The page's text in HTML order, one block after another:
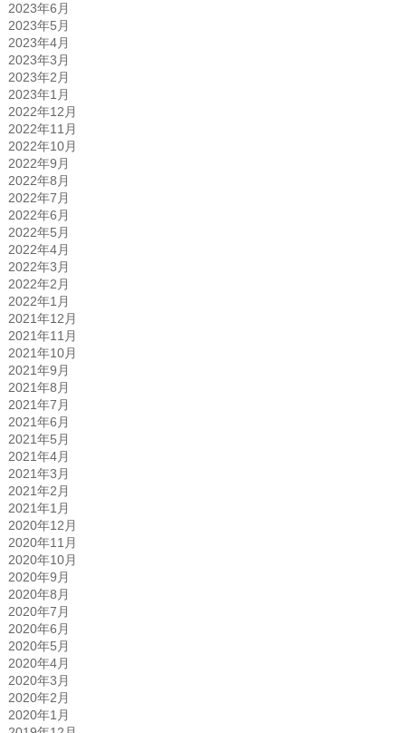
2023年6月
2023年5月
2023年4月
2023年3月
2023年2月
2023年1月
2022年12月
2022年11月
2022年10月
2022年9月
2022年8月
2022年7月
2022年6月
2022年5月
2022年4月
2022年3月
2022年2月
2022年1月
2021年12月
2021年11月
2021年10月
2021年9月
2021年8月
2021年7月
2021年6月
2021年5月
2021年4月
2021年3月
2021年2月
2021年1月
2020年12月
2020年11月
2020年10月
2020年9月
2020年8月
2020年7月
2020年6月
2020年5月
2020年4月
2020年3月
2020年2月
2020年1月